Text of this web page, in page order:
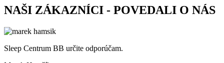
NAŠI ZÁKAZNÍCI - POVEDALI O NÁS
Sleep Centrum BB určite odporúčam.